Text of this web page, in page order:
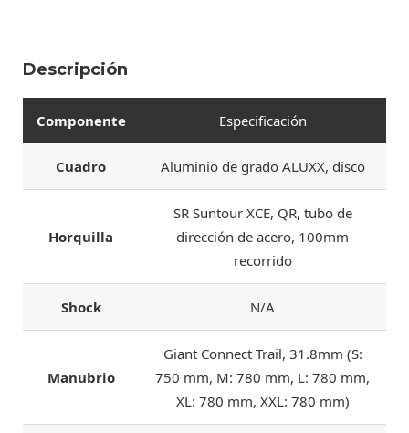
Descripción
Componente Especificación
Cuadro Aluminio de grado ALUXX, disco
Horquilla
SR Suntour XCE, QR, tubo de
dirección de acero, 100mm
recorrido
Shock N/A
Manubrio
Giant Connect Trail, 31.8mm (S:
750 mm, M: 780 mm, L: 780 mm,
XL: 780 mm, XXL: 780 mm)